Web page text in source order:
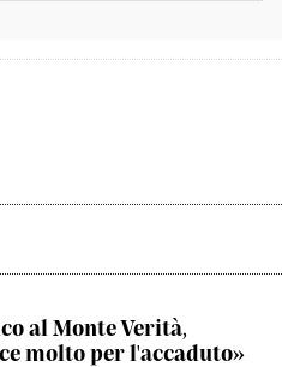
al Monte Verità,
molto per l'accaduto»